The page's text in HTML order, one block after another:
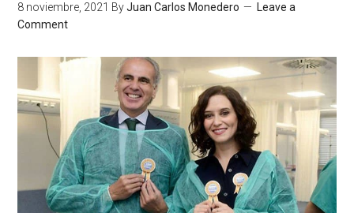
8 noviembre, 2021 ByJuan Carlos Monedero
Leave a
Comment